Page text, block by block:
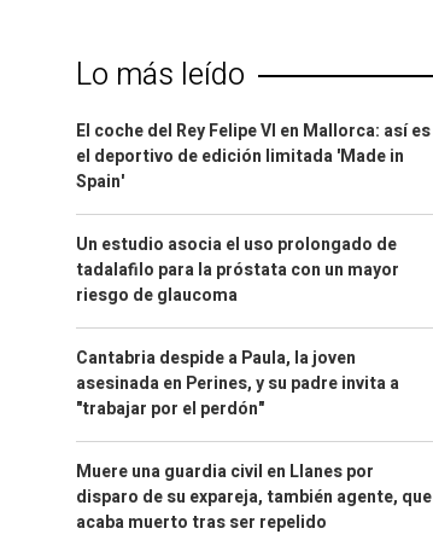
Lo más leído
El coche del Rey Felipe VI en Mallorca: así es
el deportivo de edición limitada 'Made in
Spain'
Un estudio asocia el uso prolongado de
tadalafilo para la próstata con un mayor
riesgo de glaucoma
Cantabria despide a Paula, la joven
asesinada en Perines, y su padre invita a
"trabajar por el perdón"
Muere una guardia civil en Llanes por
disparo de su expareja, también agente, que
acaba muerto tras ser repelido